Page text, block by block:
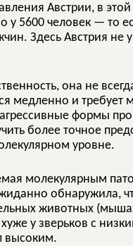
Австрии, в
у 5600 человек — то
Здесь Австрия не
она не
медленно и требует
формы
более точное
уровне.
молекулярным
обнаружила,
животных
у зверьков с
высоким.